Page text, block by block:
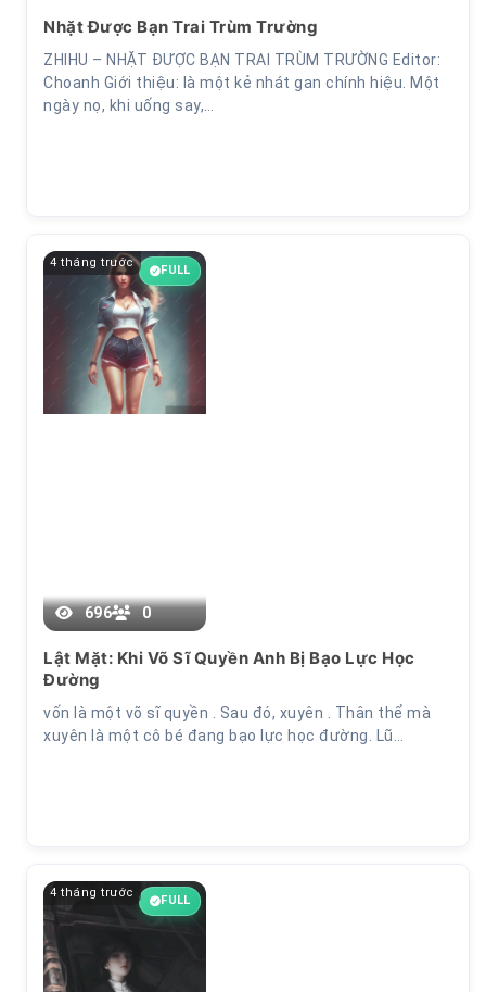
Nhặt Được Bạn Trai Trùm Trường
ZHIHU – NHẶT ĐƯỢC BẠN TRAI TRÙM TRƯỜNG Editor:
Choanh Giới thiệu: là một kẻ nhát gan chính hiệu. Một
ngày nọ, khi uống say,…
4 tháng trước
FULL
696 0
Lật Mặt: Khi Võ Sĩ Quyền Anh Bị Bạo Lực Học
Đường
vốn là một võ sĩ quyền . Sau đó, xuyên . Thân thể mà
xuyên là một cô bé đang bạo lực học đường. Lũ…
4 tháng trước
FULL